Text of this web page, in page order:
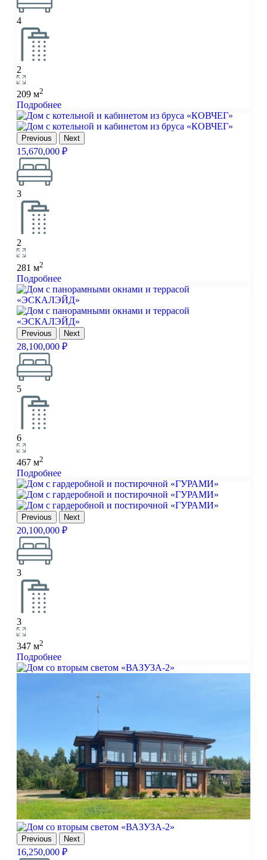
4
2
209 м2
Подробнее
Previous Next
15,670,000 ₽
3
2
281 м2
Подробнее
Previous Next
28,100,000 ₽
5
6
467 м2
Подробнее
Previous Next
20,100,000 ₽
3
3
347 м2
Подробнее
Previous Next
16,250,000 ₽